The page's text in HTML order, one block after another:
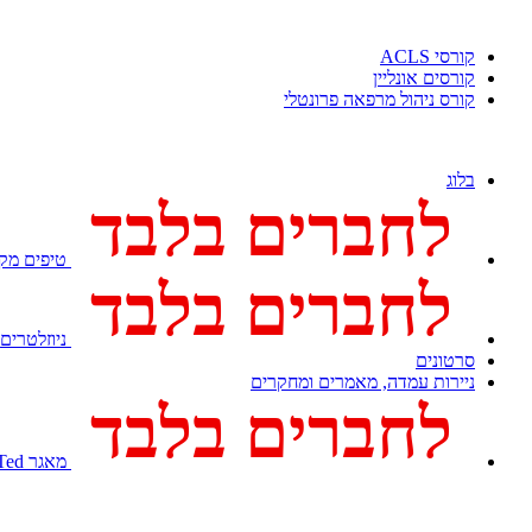
קורסי ACLS
קורסים אונליין
קורס ניהול מרפאה פרונטלי
בלוג
לחברים בלבד טיפים
לחברים בלבד
ניוזלטרים
סרטונים
ניירות עמדה, מאמרים ומחקרים
לחברים בלבד מאגר Med Ted